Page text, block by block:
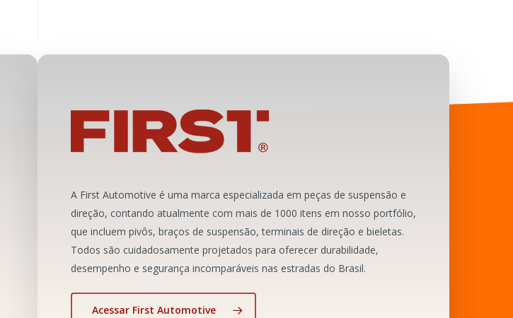
A First Automotive é uma marca especializada em peças de suspensão e
direção, contando atualmente com mais de 1000 itens em nosso portfólio,
que incluem pivôs, braços de suspensão, terminais de direção e bieletas.
Todos são cuidadosamente projetados para oferecer durabilidade,
desempenho e segurança incomparáveis nas estradas do Brasil.
Acessar First Automotive